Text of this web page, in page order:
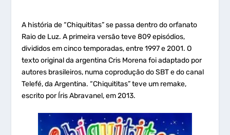
A história de “Chiquititas” se passa dentro do orfanato
Raio de Luz. A primeira versão teve 809 episódios,
divididos em cinco temporadas, entre 1997 e 2001. O
texto original da argentina Cris Morena foi adaptado por
autores brasileiros, numa coprodução do SBT e do canal
Telefé, da Argentina. “Chiquititas” teve um remake,
escrito por Íris Abravanel, em 2013.